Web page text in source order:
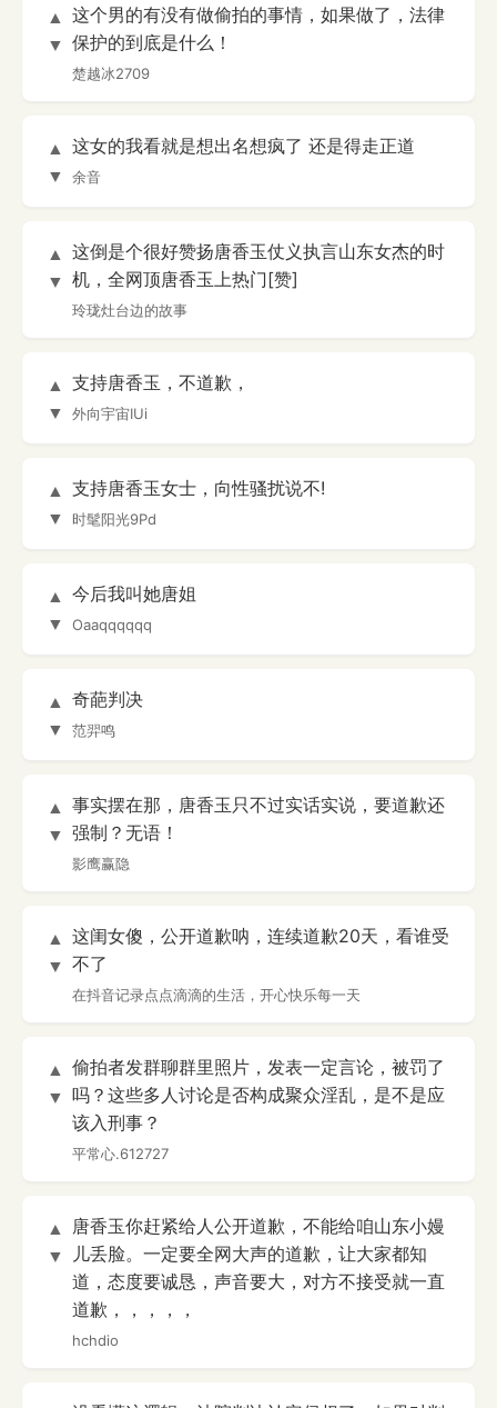
▲
▼
这个男的有没有做偷拍的事情，如果做了，法律
保护的到底是什么！
楚越冰2709
▲
▼
这女的我看就是想出名想疯了 还是得走正道
余音
▲
▼
这倒是个很好赞扬唐香玉仗义执言山东女杰的时
机，全网顶唐香玉上热门[赞]
玲珑灶台边的故事
▲
▼
支持唐香玉，不道歉，
外向宇宙IUi
▲
▼
支持唐香玉女士，向性骚扰说不!
时髦阳光9Pd
▲
▼
今后我叫她唐姐
Oaaqqqqqq
▲
▼
奇葩判决
范羿鸣
▲
▼
事实摆在那，唐香玉只不过实话实说，要道歉还
强制？无语！
影鹰赢隐
▲
▼
这闺女傻，公开道歉呐，连续道歉20天，看谁受
不了
在抖音记录点点滴滴的生活，开心快乐每一天
▲
▼
偷拍者发群聊群里照片，发表一定言论，被罚了
吗？这些多人讨论是否构成聚众淫乱，是不是应
该入刑事？
平常心.612727
▲
▼
唐香玉你赶紧给人公开道歉，不能给咱山东小嫚
儿丢脸。一定要全网大声的道歉，让大家都知
道，态度要诚恳，声音要大，对方不接受就一直
道歉，，，，，
hchdio